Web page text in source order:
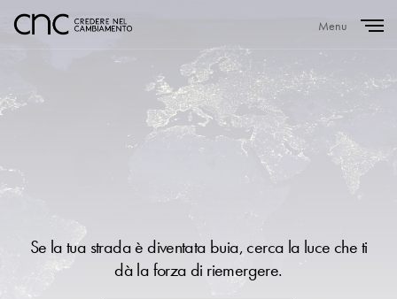
Menu
Se la tua strada è diventata buia, cerca la luce che ti
dà la forza di riemergere.